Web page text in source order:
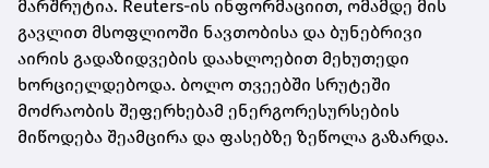
მარშრუტია. Reuters-ის ინფორმაციით, ომამდე მის
გავლით მსოფლიოში ნავთობისა და ბუნებრივი
აირის გადაზიდვების დაახლოებით მეხუთედი
ხორციელდებოდა. ბოლო თვეებში სრუტეში
მოძრაობის შეფერხებამ ენერგორესურსების
მიწოდება შეამცირა და ფასებზე ზეწოლა გაზარდა.